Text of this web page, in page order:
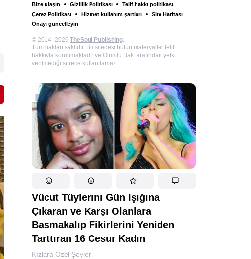
Bize ulaşın Gizlilik Politikası
Telif hakkı politikası
Çerez Politikası
Hizmet kullanım şartları
Site Haritası
Onayı güncelleyin
© 2014–2026 TheSoul Publishing.
Tüm hakları saklıdır. Bu sitedeki bütün materyaller telif
hakkıyla korunmaktadır ve Olumlu Bak tarafından yetki
verilmediği sürece kullanılamaz.
- - - -
Vücut Tüylerini Gün Işığına
Çıkaran ve Karşı Olanlara
Basmakalıp Fikirlerini Yeniden
Tarttıran 16 Cesur Kadın
Kızlara Özel Şeyler